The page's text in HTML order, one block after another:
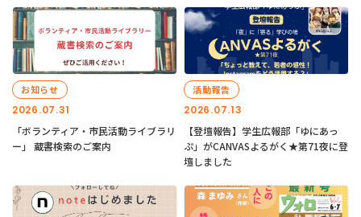
2026.07.31
お知らせ
「ボランティア・市民活動ライブラリ
ー」 蔵書検索のご案内
2026.07.13
活動報告
【登壇報告】学生広報部「ゆにあっ
ぷ」がCANVASよるがく★第71夜に登
壇しました